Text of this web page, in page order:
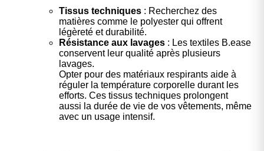
Tissus techniques : Recherchez des
matières comme le polyester qui offrent
légèreté et durabilité.
Résistance aux lavages : Les textiles B.ease
conservent leur qualité après plusieurs
lavages.
Opter pour des matériaux respirants aide à
réguler la température corporelle durant les
efforts. Ces tissus techniques prolongent
aussi la durée de vie de vos vêtements, même
avec un usage intensif.